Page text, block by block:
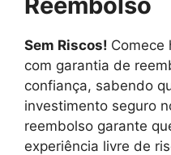
Sem Riscos! Comece
com garantia de
confiança, sabendo
investimento seguro
reembolso garante
experiência livre de